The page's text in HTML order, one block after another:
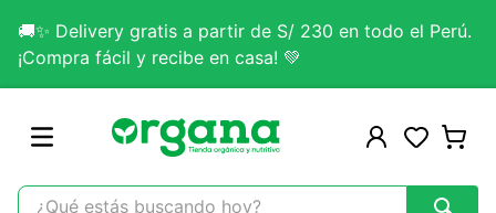
🚚✨ Delivery gratis a partir de S/ 230 en todo el Perú.
¡Compra fácil y recibe en casa! 💚
¿Qué estás buscando hoy?